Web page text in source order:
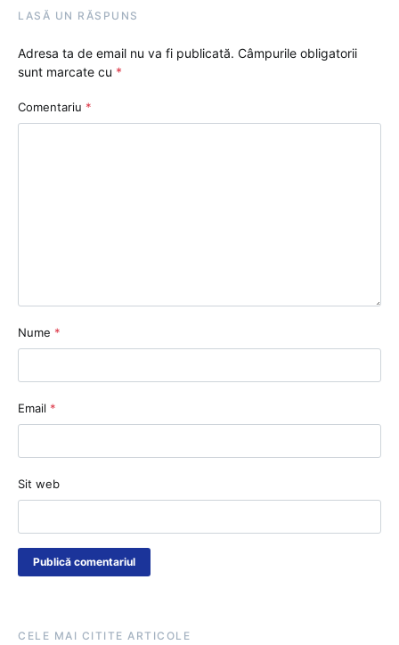
LASĂ UN RĂSPUNS
Adresa ta de email nu va fi publicată. Câmpurile obligatorii
sunt marcate cu *
Comentariu *
Nume *
Email *
Sit web
CELE MAI CITITE ARTICOLE